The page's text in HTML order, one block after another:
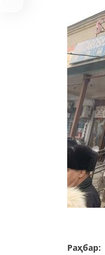
Раҳбар: